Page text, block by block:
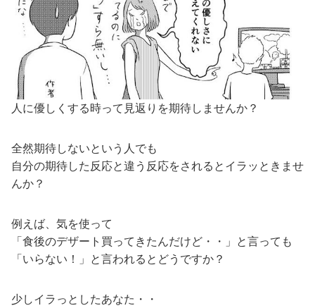
人に優しくする時って見返りを期待しませんか？
全然期待しないという人でも
自分の期待した反応と違う反応をされるとイラッときませ
んか？
例えば、気を使って
「食後のデザート買ってきたんだけど・・」と言っても
「いらない！」と言われるとどうですか？
少しイラっとしたあなた・・